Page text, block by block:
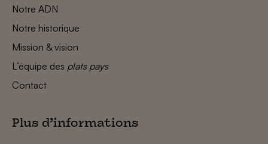
Notre ADN
Notre historique
Mission & vision
L’équipe des plats pays
Contact
Plus d’informations